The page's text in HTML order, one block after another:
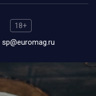
18+
sp@euromag.ru